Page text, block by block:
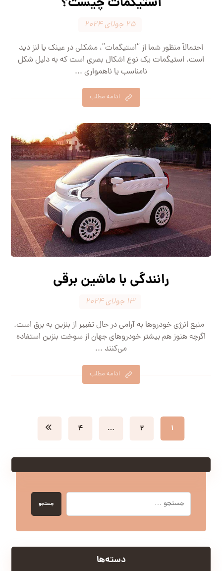
۲۵ جولای ۲۰۲۴
احتمالاً منظور شما از “استیگمات”، مشکلی در عینک یا لنز دید
است. استیگمات یک نوع اشکال بصری است که به دلیل شکل
نامناسب یا ناهمواری ...
ادامه مطلب
رانندگی با ماشین برقی
۱۳ جولای ۲۰۲۴
منبع انرژی خودرو‌ها به آرامی در حال تغییر از بنزین به برق است.
اگرچه هنوز هم بیشتر خودرو‌های جهان از سوخت بنزین استفاده
می‌کنند ...
ادامه مطلب
۱ ۲ … ۴
جستجو
دسته‌ها